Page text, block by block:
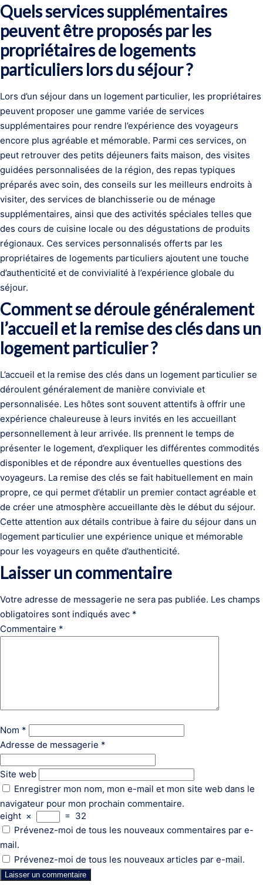
Quels services supplémentaires
peuvent être proposés par les
propriétaires de logements
particuliers lors du séjour ?
Lors d’un séjour dans un logement particulier, les propriétaires
peuvent proposer une gamme variée de services
supplémentaires pour rendre l’expérience des voyageurs
encore plus agréable et mémorable. Parmi ces services, on
peut retrouver des petits déjeuners faits maison, des visites
guidées personnalisées de la région, des repas typiques
préparés avec soin, des conseils sur les meilleurs endroits à
visiter, des services de blanchisserie ou de ménage
supplémentaires, ainsi que des activités spéciales telles que
des cours de cuisine locale ou des dégustations de produits
régionaux. Ces services personnalisés offerts par les
propriétaires de logements particuliers ajoutent une touche
d’authenticité et de convivialité à l’expérience globale du
séjour.
Comment se déroule généralement
l’accueil et la remise des clés dans un
logement particulier ?
L’accueil et la remise des clés dans un logement particulier se
déroulent généralement de manière conviviale et
personnalisée. Les hôtes sont souvent attentifs à offrir une
expérience chaleureuse à leurs invités en les accueillant
personnellement à leur arrivée. Ils prennent le temps de
présenter le logement, d’expliquer les différentes commodités
disponibles et de répondre aux éventuelles questions des
voyageurs. La remise des clés se fait habituellement en main
propre, ce qui permet d’établir un premier contact agréable et
de créer une atmosphère accueillante dès le début du séjour.
Cette attention aux détails contribue à faire du séjour dans un
logement particulier une expérience unique et mémorable
pour les voyageurs en quête d’authenticité.
Laisser un commentaire
Votre adresse de messagerie ne sera pas publiée. Les champs
obligatoires sont indiqués avec *
Commentaire *
Nom *
Adresse de messagerie *
Site web
Enregistrer mon nom, mon e-mail et mon site web dans le
navigateur pour mon prochain commentaire.
eight × = 32
Prévenez-moi de tous les nouveaux commentaires par e-
mail.
Prévenez-moi de tous les nouveaux articles par e-mail.